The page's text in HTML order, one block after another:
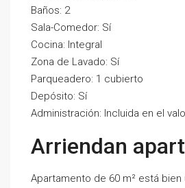
Baños: 2
Sala-Comedor: Sí
Cocina: Integral
Zona de Lavado: Sí
Parqueadero: 1 cubierto
Depósito: Sí
Administración: Incluida en el
Arriendan
Apartamento de 60 m² está